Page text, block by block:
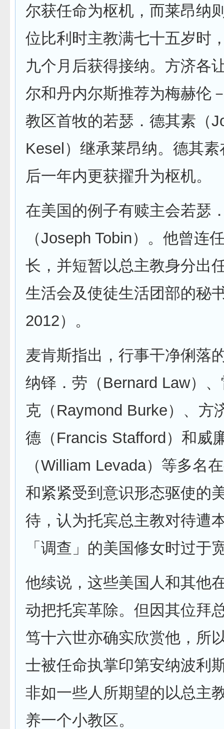
尔获任命为枢机，而莱昂纳
位比利时主教满七十五岁时
九个月后获得接纳。方济各
尔和丹内尔斯推荐为梅赫伦
教区首牧的若瑟．德其素（
Kesel）继承莱昂纳。德其
后一年内更获擢升为枢机。
在美国的例子有赎主会若瑟
（Joseph Tobin）。他曾连
长，并短暂以总主教身分出
生活会及使徒生活团部的秘
2012）。
麦肯斯指出，行事干净俐落
纳铎．劳（Bernard Law）
克（Raymond Burke）、方
德（Francis Stafford）和威
（William Levada）等多名
和紧紧受到意识形态驱使的
待，认为托宾总主教对待遭
「调查」的美国修女时过于
他续说，这些美国人和其他
动把托宾革除。但因其位拜
笃十六世亦确实欣赏他，所
士被任命执掌印第安纳波利
非如一些人所期望的以总主
养一个小教区。